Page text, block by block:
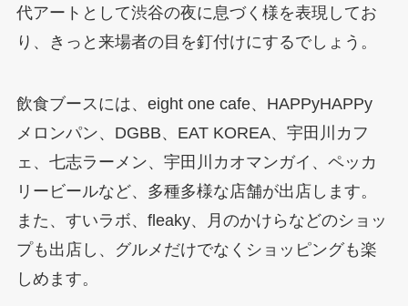
代アートとして渋谷の夜に息づく様を表現してお
り、きっと来場者の目を釘付けにするでしょう。
飲食ブースには、eight one cafe、HAPPyHAPPy
メロンパン、DGBB、EAT KOREA、宇田川カフ
ェ、七志ラーメン、宇田川カオマンガイ、ペッカ
リービールなど、多種多様な店舗が出店します。
また、すいラボ、fleaky、月のかけらなどのショッ
プも出店し、グルメだけでなくショッピングも楽
しめます。